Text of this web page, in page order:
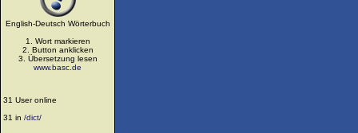
English-Deutsch Wörterbuch
1. Wort markieren
2. Button anklicken
3. Übersetzung lesen
www.basc.de
31 User online
31 in /dict/